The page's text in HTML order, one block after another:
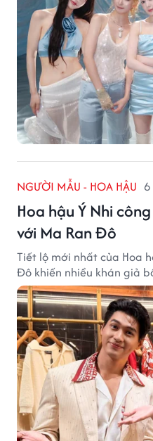
NGƯỜI MẪU - HOA HẬU
Hoa hậu Ý Nhi
với Ma Ran Đô
Tiết lộ mới nhất của Hoa
Đô khiến nhiều khán giả